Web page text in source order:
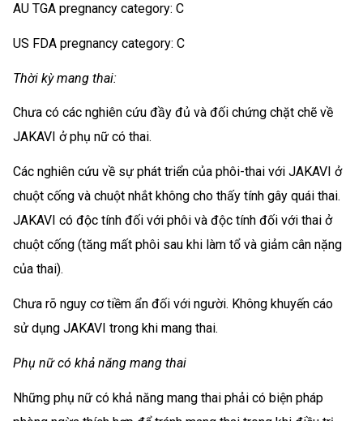
AU TGA pregnancy category: C
US FDA pregnancy category: C
Thời kỳ mang thai:
Chưa có các nghiên cứu đầy đủ và đối chứng chặt chẽ về
JAKAVI ở phụ nữ có thai.
Các nghiên cứu về sự phát triển của phôi-thai với JAKAVI ở
chuột cống và chuột nhắt không cho thấy tính gây quái thai.
JAKAVI có độc tính đối với phôi và độc tính đối với thai ở
chuột cống (tăng mất phôi sau khi làm tổ và giảm cân nặng
của thai).
Chưa rõ nguy cơ tiềm ẩn đối với người. Không khuyến cáo
sử dụng JAKAVI trong khi mang thai.
Phụ nữ có khả năng mang thai
Những phụ nữ có khả năng mang thai phải có biện pháp